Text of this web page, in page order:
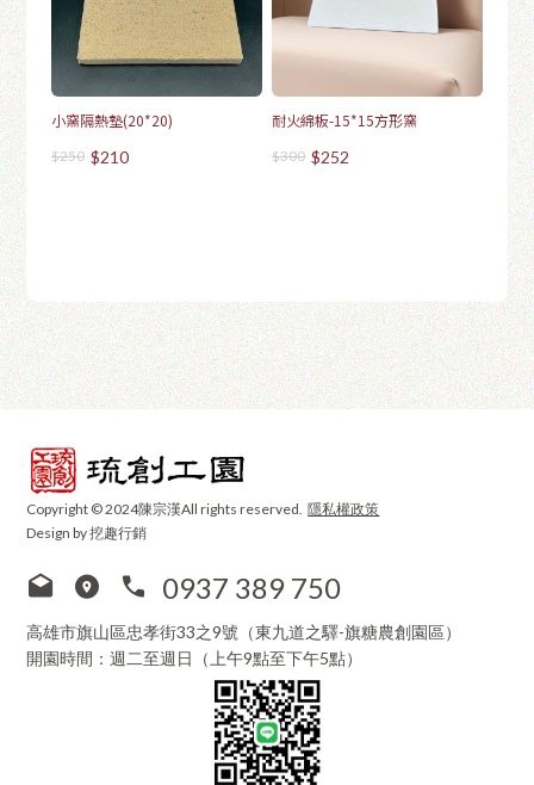
小窯隔熱墊(20*20)
$250 $210
耐火綿板-15*15方形窯
$300 $252
Copyright © 2024陳宗漢All rights reserved.隱私權政策
Design by 挖趣行銷
0937 389 750
高雄市旗山區忠孝街33之9號（東九道之驛-旗糖農創園區）
開園時間：週二至週日（上午9點至下午5點）